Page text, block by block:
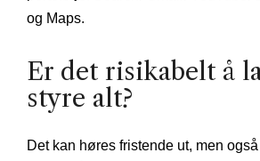
og Maps.
Er det risikabelt å
styre alt?
Det kan høres fristende ut, men